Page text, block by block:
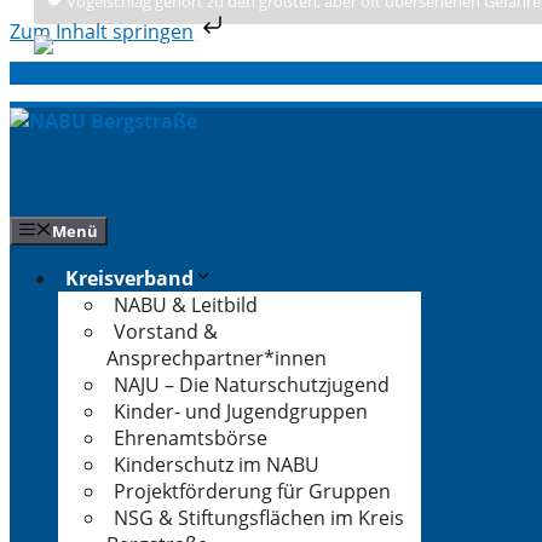
Zum Inhalt springen
Zum
Inhalt
springen
Menü
Kreisverband
NABU & Leitbild
Vorstand &
Ansprechpartner*innen
NAJU – Die Naturschutzjugend
Kinder- und Jugendgruppen
Ehrenamtsbörse
Kinderschutz im NABU
Projektförderung für Gruppen
NSG & Stiftungsflächen im Kreis